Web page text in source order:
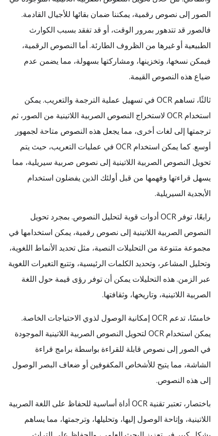
الصور إلى نصوص رقمية، يمكننا ضمان بقائها للأجيال القادمة.
فالصور قد تتدهور بمرور الوقت، أو قد تفقد بسبب الكوارث
الطبيعية أو غيرها من الظروف الطارئة. أما النصوص الرقمية،
فيمكن نسخها، وتخزينها، ومشاركتها بسهولة، مما يضمن عدم
ضياع هذه النصوص القيمة.
ثالثًا، تساهم OCR في تسهيل عملية الترجمة والتعريب. يمكن
استخدام OCR لاستخراج النصوص الصربية اللاتينية من الصور، ثم
ترجمتها إلى لغات أخرى، مما يجعل هذه النصوص متاحة لجمهور
أوسع. كما يمكن استخدام OCR في عمليات التعريب، حيث يتم
تحويل النصوص الصربية اللاتينية إلى نصوص صربية سيريلية، مما
يسهل قراءتها وفهمها من قبل أولئك الذين يفضلون استخدام
الأبجدية السيريلية.
رابعًا، توفر OCR أدوات قوية لتحليل النصوص. بمجرد تحويل
النصوص الصربية اللاتينية إلى نصوص رقمية، يمكن استخدامها في
مجموعة متنوعة من التحليلات النصية، مثل تحديد الأنماط اللغوية،
وتحليل المشاعر، وتحديد الكلمات الرئيسية، وتتبع التغيرات اللغوية
عبر الزمن. هذه التحليلات يمكن أن توفر رؤى قيمة حول اللغة
الصربية اللاتينية، وتاريخها، وثقافتها.
خامسًا، تدعم OCR إمكانية الوصول لذوي الاحتياجات الخاصة.
يمكن استخدام OCR لتحويل النصوص الصربية اللاتينية الموجودة
في الصور إلى نصوص قابلة للقراءة بواسطة برامج قراءة
الشاشة، مما يتيح للأشخاص المكفوفين أو ضعاف البصر الوصول
إلى هذه النصوص.
باختصار، تعتبر تقنية OCR أداة أساسية للحفاظ على اللغة الصربية
اللاتينية، وإتاحة الوصول إليها، وتحليلها، وترجمتها، مما يساهم